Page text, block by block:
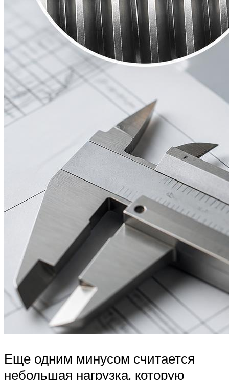
Еще одним минусом считается
небольшая нагрузка, которую